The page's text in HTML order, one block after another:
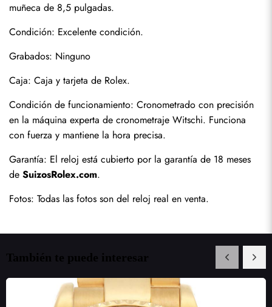
muñeca de 8,5 pulgadas.
Condición: Excelente condición.
Grabados: Ninguno
Caja: Caja y tarjeta de Rolex.
Condición de funcionamiento: Cronometrado con precisión
en la máquina experta de cronometraje Witschi. Funciona
con fuerza y mantiene la hora precisa.
Garantía: El reloj está cubierto por la garantía de 18 meses
de SuizosRolex.com.
Fotos: Todas las fotos son del reloj real en venta.
También te puede interesar